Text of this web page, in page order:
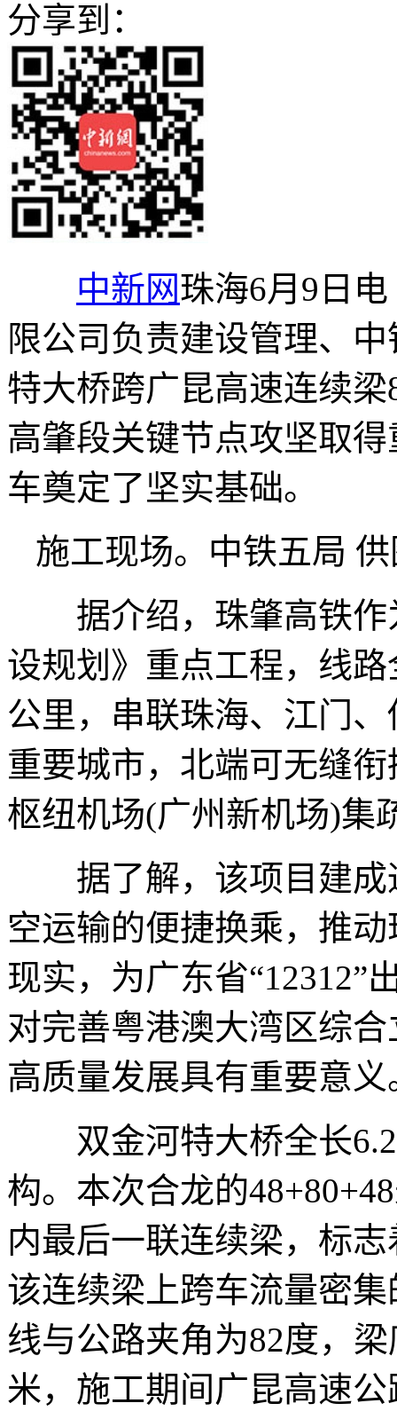
分享到：
中新网珠海6月9日
限公司负责建设管理、
特大桥跨广昆高速连续
高肇段关键节点攻坚取
车奠定了坚实基础。
施工现场。中铁五局
据介绍，珠肇高铁作
设规划》重点工程，线
公里，串联珠海、江门
重要城市，北端可无缝
枢纽机场(广州新机场)集
据了解，该项目建成
空运输的便捷换乘，推
现实，为广东省“12312”
对完善粤港澳大湾区综
高质量发展具有重要意义
双金河特大桥全长
构。本次合龙的
内最后一联连续梁，标
该连续梁上跨车流量密
线与公路夹角为82度，
米，施工期间广昆高速